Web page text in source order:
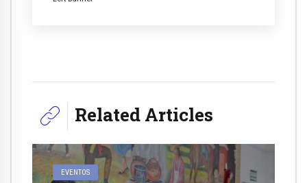
Related Articles
EVENTOS